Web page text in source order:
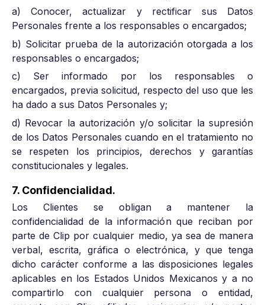
a) Conocer, actualizar y rectificar sus Datos
Personales frente a los responsables o encargados;
b) Solicitar prueba de la autorización otorgada a los
responsables o encargados;
c) Ser informado por los responsables o
encargados, previa solicitud, respecto del uso que les
ha dado a sus Datos Personales y;
d) Revocar la autorización y/o solicitar la supresión
de los Datos Personales cuando en el tratamiento no
se respeten los principios, derechos y garantías
constitucionales y legales.
7. Confidencialidad.
Los Clientes se obligan a mantener la
confidencialidad de la información que reciban por
parte de Clip por cualquier medio, ya sea de manera
verbal, escrita, gráfica o electrónica, y que tenga
dicho carácter conforme a las disposiciones legales
aplicables en los Estados Unidos Mexicanos y a no
compartirlo con cualquier persona o entidad,